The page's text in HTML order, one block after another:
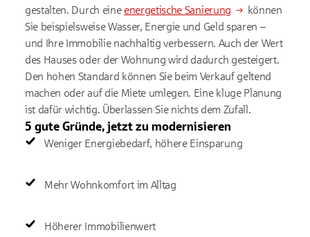
gestalten. Durch eine energetische Sanierung
können
Sie beispielsweise Wasser, Energie und Geld sparen –
und Ihre Immobilie nachhaltig verbessern. Auch der Wert
des Hauses oder der Wohnung wird dadurch gesteigert.
Den hohen Standard können Sie beim Verkauf geltend
machen oder auf die Miete umlegen. Eine kluge Planung
ist dafür wichtig. Überlassen Sie nichts dem Zufall.
5 gute Gründe, jetzt zu modernisieren
Weniger Energiebedarf, höhere Einsparung
Mehr Wohnkomfort im Alltag
Höherer Immobilienwert